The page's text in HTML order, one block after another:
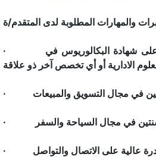
·
شهادة البكالوريوس في
· في مجال التسويق والمبيعات
· في مجال السياحة والسفر
· عالية على الاتصال والتواصل